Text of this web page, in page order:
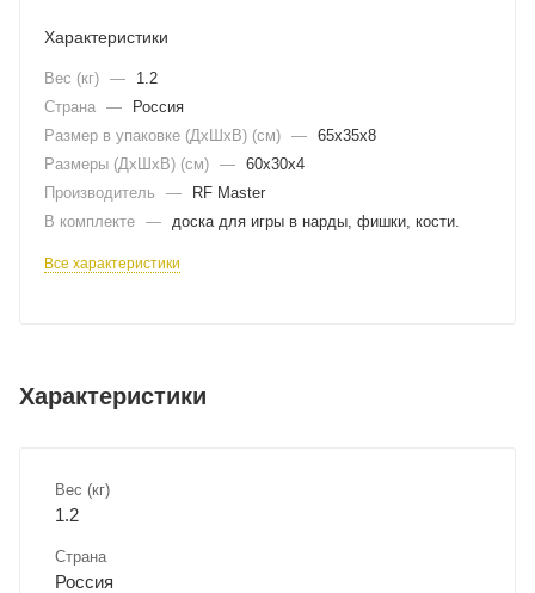
Характеристики
Вес (кг) —
1.2
Страна —
Россия
Размер в упаковке (ДхШxВ) (см) — 65х35х8
Размеры (ДxШxВ) (см) — 60х30х4
Производитель
—
RF Master
В комплекте — доска для игры в нарды, фишки, кости.
Все характеристики
Характеристики
Вес (кг)
1.2
Страна
Россия